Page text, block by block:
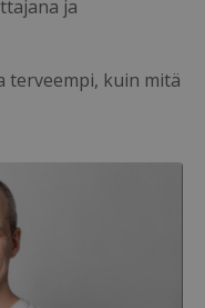
ja
terveempi, kuin mitä